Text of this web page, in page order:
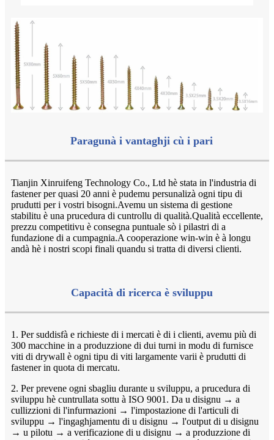
Paragunà i vantaghji cù i pari
Tianjin Xinruifeng Technology Co., Ltd hè stata in l'industria di
fastener per quasi 20 anni è pudemu persunalizà ogni tipu di
prudutti per i vostri bisogni.Avemu un sistema di gestione
stabilitu è ​​una prucedura di cuntrollu di qualità.Qualità eccellente,
prezzu competitivu è consegna puntuale sò i pilastri di a
fundazione di a cumpagnia.A cooperazione win-win è à longu
andà hè i nostri scopi finali quandu si tratta di diversi clienti.
Capacità di ricerca è sviluppu
1. Per suddisfà e richieste di i mercati è di i clienti, avemu più di
300 macchine in a produzzione di dui turni in modu di furnisce
viti di drywall è ogni tipu di viti largamente varii è prudutti di
fastener in quota di mercatu.
2. Per prevene ogni sbagliu durante u sviluppu, a prucedura di
sviluppu hè cuntrullata sottu à ISO 9001. Da u disignu → a
cullizzioni di l'infurmazioni → l'impostazione di l'articuli di
sviluppu → l'ingaghjamentu di u disignu → l'output di u disignu
→ u pilotu → a verificazione di u disignu → a produzzione di